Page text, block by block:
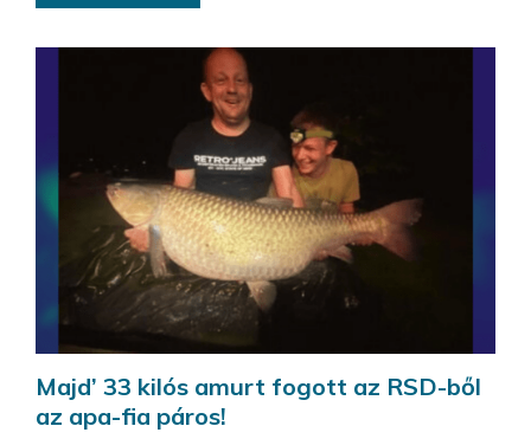
Majd’ 33 kilós amurt fogott az RSD-ből
az apa-fia páros!